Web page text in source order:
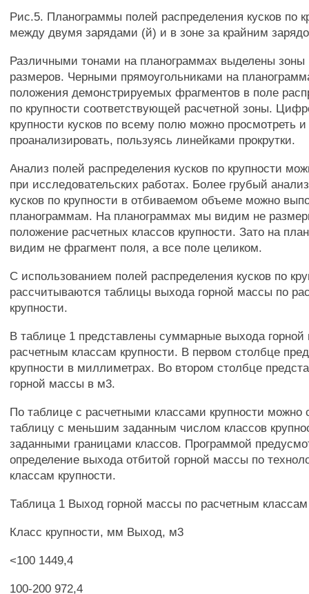
Рис.5. Планограммы полей распределения кусков по
между двумя зарядами (й) и в зоне за крайним
Различными тонами на планограммах выделены зоны
размеров. Черными прямоугольниками на
положения демонстрируемых фрагментов в поле
по крупности соответствующей расчетной зоны.
крупности кусков по всему полю можно просмотреть и
проанализировать, пользуясь линейками прокрутки.
Анализ полей распределения кусков по крупности
при исследовательских работах. Более грубый
кусков по крупности в отбиваемом объеме можно
планограммам. На планограммах мы видим не
положение расчетных классов крупности. Зато на
видим не фрагмент поля, а все поле целиком.
С использованием полей распределения кусков по
рассчитываются таблицы выхода горной массы по
крупности.
В таблице 1 представлены суммарные выхода
расчетным классам крупности. В первом столбце
крупности в миллиметрах. Во втором столбце
горной массы в м3.
По таблице с расчетными классами крупности можно
таблицу с меньшим заданным числом классов
заданными границами классов. Программой
определение выхода отбитой горной массы по
классам крупности.
Таблица 1 Выход горной массы по расчетным классам
Класс крупности, мм Выход, м3
<100 1449,4
100-200 972,4